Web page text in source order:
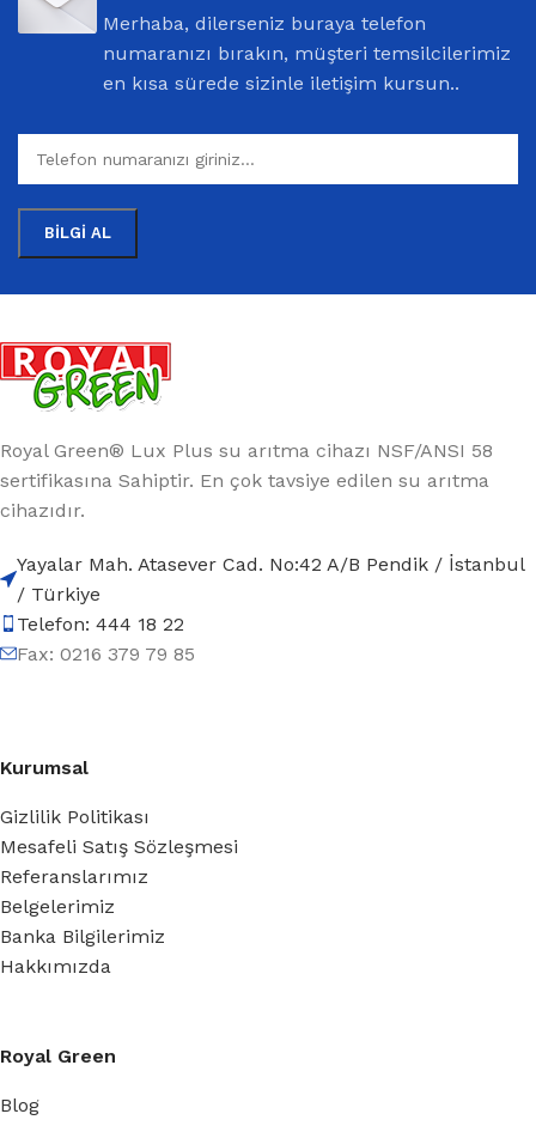
Merhaba, dilerseniz buraya telefon
numaranızı bırakın, müşteri temsilcilerimiz
en kısa sürede sizinle iletişim kursun..
Royal Green® Lux Plus su arıtma cihazı NSF/ANSI 58
sertifikasına Sahiptir. En çok tavsiye edilen su arıtma
cihazıdır.
Yayalar Mah. Atasever Cad. No:42 A/B Pendik / İstanbul
/ Türkiye
Telefon: 444 18 22
Fax: 0216 379 79 85
Kurumsal
Gizlilik Politikası
Mesafeli Satış Sözleşmesi
Referanslarımız
Belgelerimiz
Banka Bilgilerimiz
Hakkımızda
Royal Green
Blog